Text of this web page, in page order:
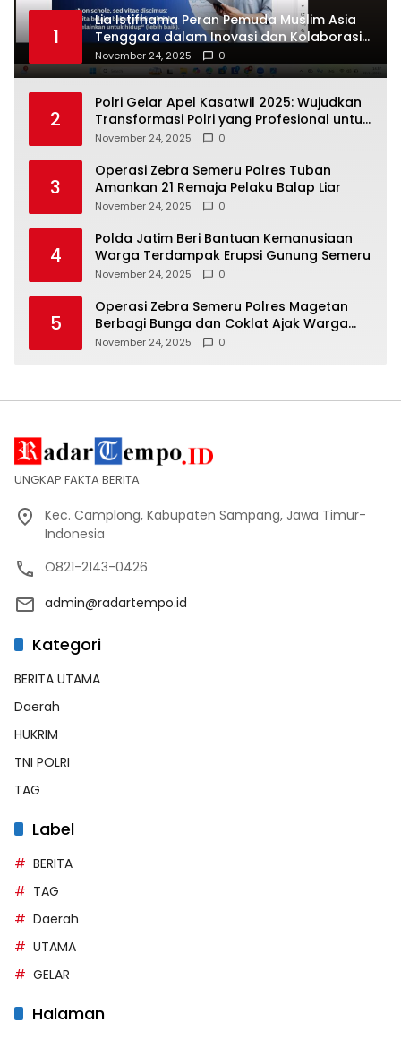
1
Lia Istifhama Peran Pemuda Muslim Asia
Tenggara dalam Inovasi dan Kolaborasi
Internasional
November 24, 2025 0
2
Polri Gelar Apel Kasatwil 2025: Wujudkan
Transformasi Polri yang Profesional untuk
Masyarakat
November 24, 2025 0
3
Operasi Zebra Semeru Polres Tuban
Amankan 21 Remaja Pelaku Balap Liar
November 24, 2025 0
4
Polda Jatim Beri Bantuan Kemanusiaan
Warga Terdampak Erupsi Gunung Semeru
November 24, 2025 0
5
Operasi Zebra Semeru Polres Magetan
Berbagi Bunga dan Coklat Ajak Warga
Tertib Lalin
November 24, 2025 0
UNGKAP FAKTA BERITA
Kec. Camplong, Kabupaten Sampang, Jawa Timur-
Indonesia
O821-2143-0426
admin@radartempo.id
Kategori
BERITA UTAMA
Daerah
HUKRIM
TNI POLRI
TAG
Label
BERITA
TAG
Daerah
UTAMA
GELAR
Halaman